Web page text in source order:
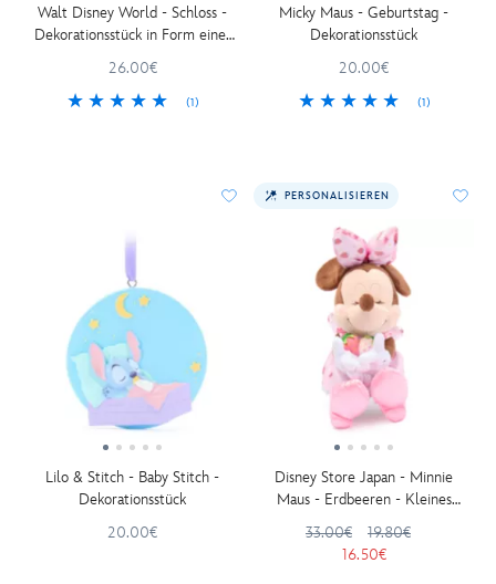
Walt Disney World - Schloss -
Dekorationsstück in Form eines
26.00€
(1)
Micky Maus - Geburtstag -
Dekorationsstück
20.00€
(1)
Lilo & Stitch - Baby Stitch -
Dekorationsstück
20.00€
PERSONALISIEREN
Disney Store Japan - Minnie
Maus - Erdbeeren - Kleines
33.00€
19.80€
16.50€